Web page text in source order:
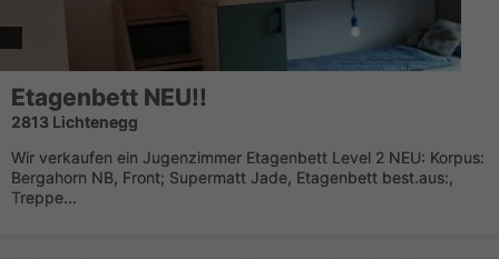
Etagenbett NEU!!
2813 Lichtenegg
Wir verkaufen ein Jugenzimmer Etagenbett Level 2 NEU: Korpus:
Bergahorn NB, Front; Supermatt Jade, Etagenbett best.aus:,
Treppe...